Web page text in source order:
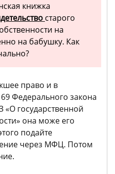
книжка
старого
на
на бабушку. Как
право и в
69 Федерального закона
«О государственной
она може его
подайте
через МФЦ. Потом